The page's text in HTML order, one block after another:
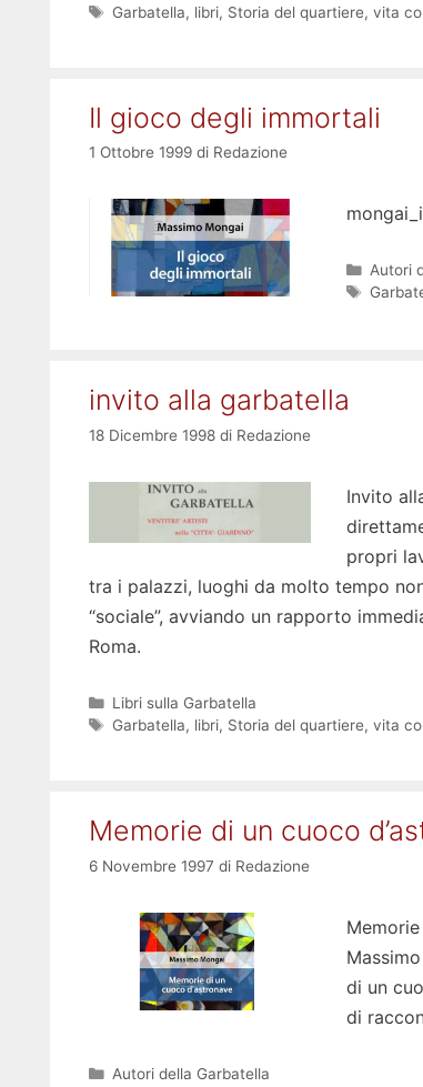
Tag
Garbatella, libri, Storia del quartiere, vita
Il gioco degli immortali
1 Ottobre 1999 di Redazione
Autori
Tag
invito alla garbatella
18 Dicembre 1998 di Redazione
Invito
propri
tra i palazzi, luoghi da molto tempo
“sociale”, avviando un rapporto
Roma.
Categorie
Libri sulla Garbatella
Tag
Garbatella, libri, Storia del quartiere, vita
Memorie di un cuoco
6 Novembre 1997 di Redazione
di un
di
Categorie
Autori della Garbatella